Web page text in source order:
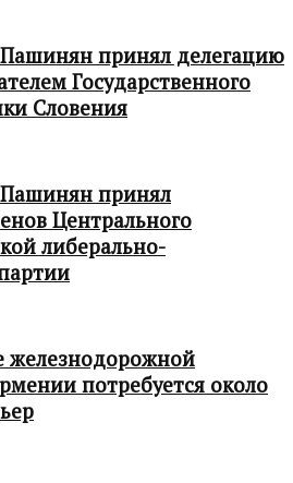
принял делегацию
Государственного
Словения
принял
Центрального
либерально-
железнодорожной
потребуется около